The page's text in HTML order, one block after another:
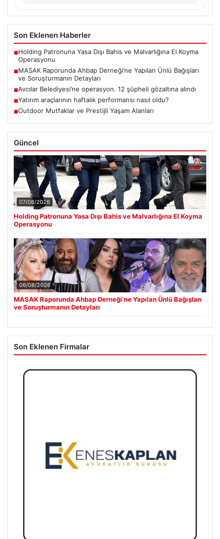
Son Eklenen Haberler
■Holding Patronuna Yasa Dışı Bahis ve Malvarlığına El Koyma
Operasyonu
■MASAK Raporunda Ahbap Derneği’ne Yapılan Ünlü Bağışları
ve Soruşturmanın Detayları
■Avcılar Belediyesi’ne operasyon. 12 şüpheli gözaltına alındı
■Yatırım araçlarının haftalık performansı nasıl oldu?
■Outdoor Mutfaklar ve Prestijli Yaşam Alanları
Güncel
07/08/2026
Holding Patronuna Yasa Dışı Bahis ve Malvarlığına El Koyma
Operasyonu
06/08/2026
MASAK Raporunda Ahbap Derneği’ne Yapılan Ünlü Bağışları
ve Soruşturmanın Detayları
Son Eklenen Firmalar